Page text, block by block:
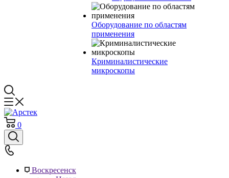
Оборудование по областям
применения
Криминалистические
микроскопы
0
Воскресенск